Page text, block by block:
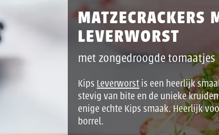
MATZECRACKERS
LEVERWORST
met zongedroogde tomaatjes
Kips Leverworst is een heerlijk
stevig van bite en de unieke
enige echte Kips smaak. Heerlijk
borrel.